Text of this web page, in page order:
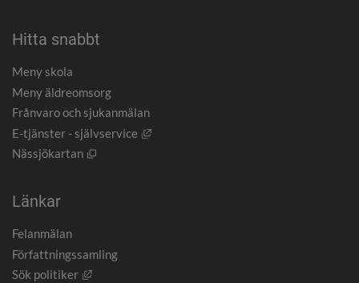
Hitta snabbt
Meny skola
Meny äldreomsorg
Frånvaro och sjukanmälan
E-tjänster - självservice
Länk till annan webbplats, öppnas i
Nässjökartan
Öppnas i nytt fönster.
Länkar
Felanmälan
Författningssamling
Sök politiker
Länk till annan webbplats, öppnas i nytt fönster.